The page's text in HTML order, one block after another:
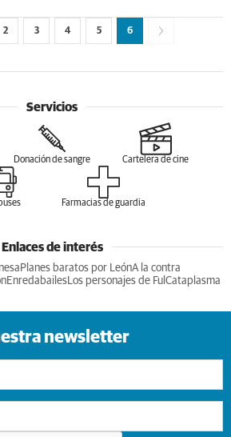
2 3 4 5 6
Servicios
Donación de sangre Cartelera de cine
Farmacias de guardia
Enlaces de interés
Planes baratos por LeónA la contra
EnredabailesLos personajes de Ful Cataplasma
newsletter